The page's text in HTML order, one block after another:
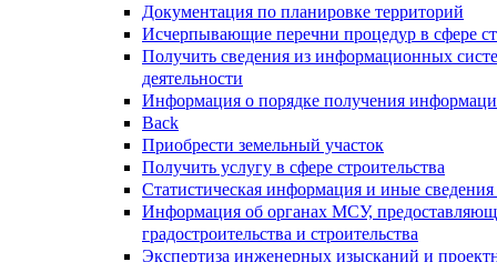
Документация по планировке территорий
Исчерпывающие перечни процедур в сфере
Получить сведения из информационных
деятельности
Информация о порядке получения
Back
Приобрести земельный участок
Получить услугу в сфере строительства
Статистическая информация и иные сведения
Информация об органах МСУ,
градостроительства и строительства
Экспертиза инженерных изысканий и